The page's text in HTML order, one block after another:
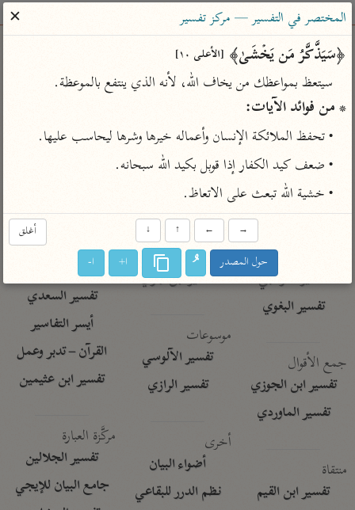
ساهم معنا في نشر القرآن والعلم الشرعي
الباحث القرآني
بحث تفسير علوم مصاحف معاجم
Type 2 or more characters for results.
Type 1 or more
characters for results.
أمّهات
تفسير ابن كثير
تفسير القرطبي
تفسير البغوي
جمع الأقوال
تفسير ابن الجوزي
تفسير الماوردي
منتقاة
تفسير ابن القيم
عامّة
فتح البيان للقنوجي
فتح القدير للشوكاني
تفسير ابن جزي
موسوعات
تفسير الآلوسي
تفسير الرازي
أخرى
أضواء البيان
نظم الدرر للبقاعي
الميسر
المختصر في
التفسير
تفسير السعدي
أيسر التفاسير
القرآن – تدبر وعمل
تفسير ابن عثيمين
مركَّزة العبارة
تفسير الجلالين
جامع البيان للإيجي
المختصر في التفسير — مركز تفسير
✕
﴿سَیَذَّكَّرُ مَن یَخۡشَىٰ﴾ [الأعلى ١٠]
سيتعظ بمواعظك من يخاف الله، لأنه الذي ينتفع بالموعظة.
* من فوائد الآيات:
• تحفظ الملائكة الإنسان وأعماله خيرها وشرها ليحاسب عليها.
• ضعف كيد الكفار إذا قوبل بكيد الله سبحانه.
• خشية الله تبعث على الاتعاظ.
أغلق →
←
↑
↓
حول المصدر ا+ ا-